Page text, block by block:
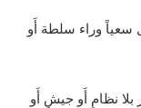
سعياً وراء سلطة أَو
نظامٍ أَو جيشٍ أَو